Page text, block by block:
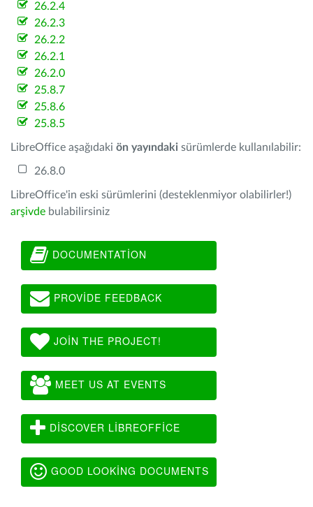
26.2.4
26.2.3
26.2.2
26.2.1
26.2.0
25.8.7
25.8.6
25.8.5
LibreOffice aşağıdaki ön yayındaki sürümlerde kullanılabilir:
26.8.0
LibreOffice'in eski sürümlerini (desteklenmiyor olabilirler!)
arşivde bulabilirsiniz
DOCUMENTATION
PROVIDE FEEDBACK
JOIN THE PROJECT!
MEET US AT EVENTS
DISCOVER LIBREOFFICE
GOOD LOOKING DOCUMENTS